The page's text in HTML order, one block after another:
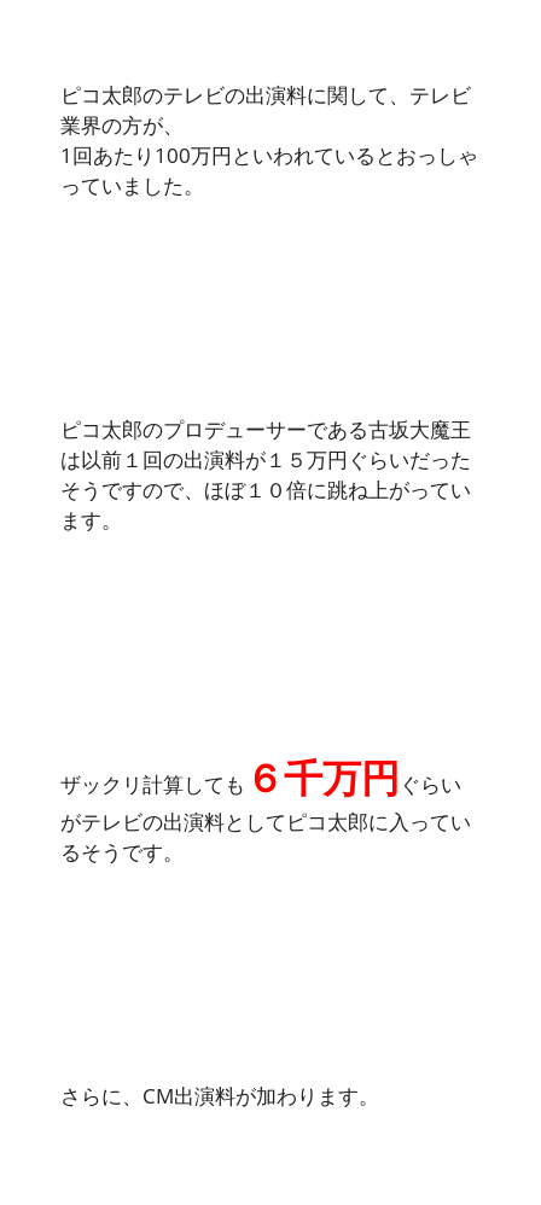
ピコ太郎のテレビの出演料に関して、テレビ
業界の方が、
1回あたり100万円といわれているとおっしゃ
っていました。
ピコ太郎のプロデューサーである古坂大魔王
は以前１回の出演料が１５万円ぐらいだった
そうですので、ほぼ１０倍に跳ね上がってい
ます。
ザックリ計算しても ６千万円 ぐらい
がテレビの出演料としてピコ太郎に入ってい
るそうです。
さらに、CM出演料が加わります。